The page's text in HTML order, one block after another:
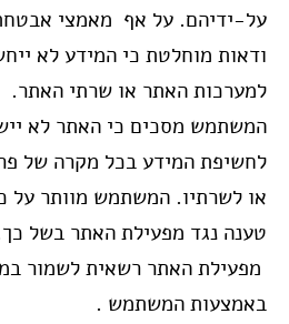
על-ידיהם. על אף מאמצי
ודאות מוחלטת כי המידע לא
למערכות האתר או שרתי האתר.
המשתמש מסכים כי האתר לא
לחשיפת המידע בכל מקרה של
או לשרתיו. המשתמש מוותר על
טענה נגד מפעילת האתר בשל
מפעילת האתר רשאית לשמור
באמצעות המשתמש .